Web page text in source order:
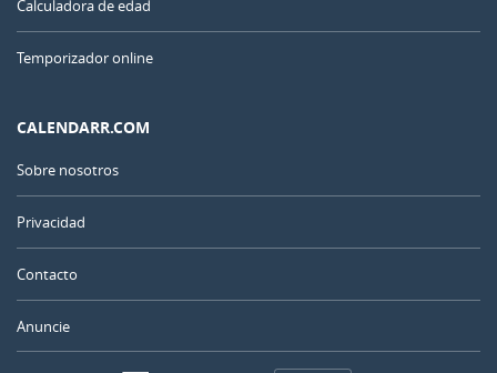
Calculadora de edad
Temporizador online
CALENDARR.COM
Sobre nosotros
Privacidad
Contacto
Anuncie